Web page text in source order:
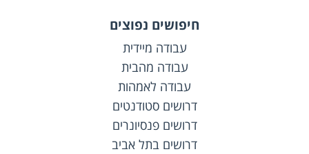
חיפושים נפוצים
עבודה מיידית
עבודה מהבית
עבודה לאמהות
דרושים סטודנטים
דרושים פנסיונרים
דרושים בתל אביב